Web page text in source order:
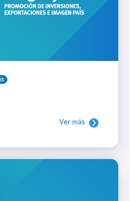
Ver más